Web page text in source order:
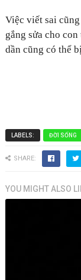
Việc viết sai
gắng sửa cho
dần cũng có thể
LABELS: ĐỜI SỐNG
SHARE:
YOU MIGHT ALSO